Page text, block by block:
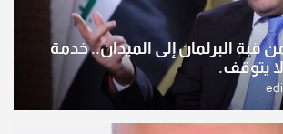
البرلمان إلى الميدان.. خدمة
يتوقف.